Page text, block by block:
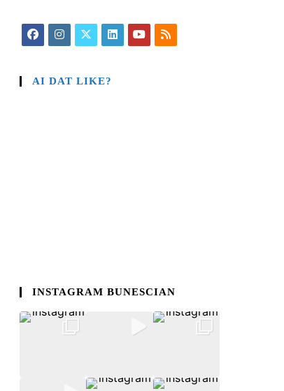
AI DAT LIKE?
INSTAGRAM BUNESCIAN